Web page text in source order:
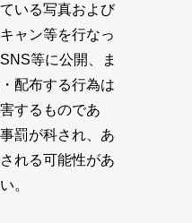
いる写真および
ャン等を行なっ
等に公開、ま
配布する行為は
するものであ
罰が科され、あ
れる可能性があ
。